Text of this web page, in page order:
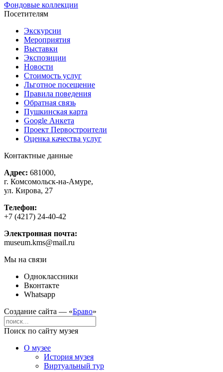
Фондовые коллекции
Посетителям
Экскурсии
Мероприятия
Выставки
Экспозиции
Новости
Стоимость услуг
Льготное посещение
Правила поведения
Обратная связь
Пушкинская карта
Google Анкета
Проект Первостроители
Оценка качества услуг
Контактные данные
Адрес: 681000,
г. Комсомольск-на-Амуре,
ул. Кирова, 27
Телефон:
+7 (4217) 24-40-42
Электронная почта:
museum.kms@mail.ru
Мы на связи
Одноклассники
Вконтакте
Whatsapp
Создание сайта — «Браво»
Поиск по сайту музея
О музее
История музея
Виртуальный тур